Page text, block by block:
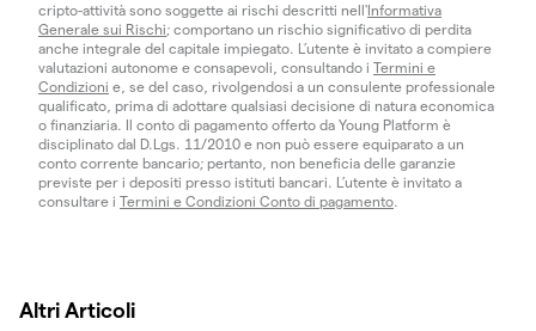
cripto-attività sono soggette ai rischi descritti nell'Informativa
Generale sui Rischi; comportano un rischio significativo di perdita
anche integrale del capitale impiegato. L’utente è invitato a compiere
valutazioni autonome e consapevoli, consultando i Termini e
Condizioni e, se del caso, rivolgendosi a un consulente professionale
qualificato, prima di adottare qualsiasi decisione di natura economica
o finanziaria. Il conto di pagamento offerto da Young Platform è
disciplinato dal D.Lgs. 11/2010 e non può essere equiparato a un
conto corrente bancario; pertanto, non beneficia delle garanzie
previste per i depositi presso istituti bancari. L’utente è invitato a
consultare i Termini e Condizioni Conto di pagamento.
Altri Articoli